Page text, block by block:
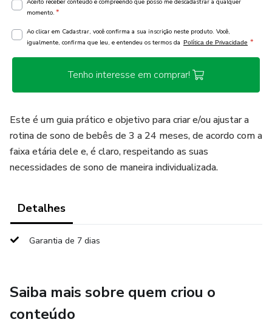
Aceito receber conteúdo e compreendo que posso me descadastrar a qualquer
momento. *
Ao clicar em Cadastrar, você confirma a sua inscrição neste produto. Você,
igualmente, confirma que leu, e entendeu os termos da Política de Privacidade *
Tenho interesse em comprar!
Este é um guia prático e objetivo para criar e/ou ajustar a
rotina de sono de bebês de 3 a 24 meses, de acordo com a
faixa etária dele e, é claro, respeitando as suas
necessidades de sono de maneira individualizada.
Detalhes
Garantia de 7 dias
Saiba mais sobre quem criou o
conteúdo